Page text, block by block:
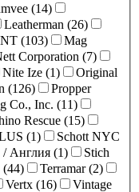
Humvee (14)
Leatherman (26)
MILITANT (103)
Mag
McNett Corporation (7)
Nite Ize (1)
Original
Pentagon (126)
Propper
R & B Distributing Co., Inc. (11)
Rhino Rescue (15)
SURPLUS (1)
Schott NYC
Snugpak / Англия (1)
Stich
TEXAR (44)
Terramar (2)
Vertx (16)
Vintage